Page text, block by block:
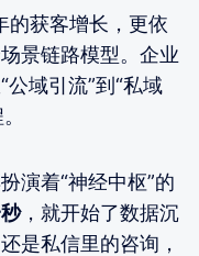
的获客增长，更依
景链路模型。企业
域引流”到“私域
演着“神经中枢”的
，就开始了数据沉
是私信里的咨询，